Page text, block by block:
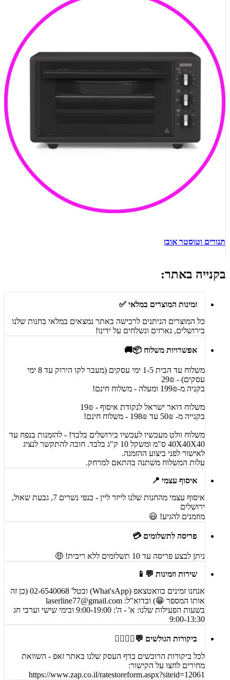
תנורים וטוסטר אובן
בקנייה באתר:
זמינות המוצרים במלאי ✅
כל המוצרים הניתנים לרכישה באתר נמצאים במלאי בחנות שלנו
בירושלים, נארזים ונשלחים על ידינו!
אפשרויות משלוח 📦🚚
משלוח עד הבית 1-5 ימי עסקים (מעבר לקו הירוק עד 8 ימי
עסקים) - 29₪
בקניה מ-199₪ ומעלה - משלוח חינם!
משלוח דואר ישראל לנקודת איסוף - 19₪
בקנייה מ- 50₪ עד 198₪ - משלוח חינם!
משלוח וולט מעכשיו לעכשיו בירושלים בלבד! - להזמנות בנפח עד
40X40X40 ס"מ ומשקל 10 ק"ג בלבד. חובה להתקשר לנציג
לאישור לפני ביצוע ההזמנה.
עלות המשלוח משתנה בהתאם למרחק.
איסוף עצמי 📍
איסוף עצמי מהחנות שלנו לייזר ליין - כנפי נשרים 7, גבעת שאול,
ירושלים
מוזמנים להגיע! 😃
פריסה לתשלומים 💳
ניתן לבצע פריסה עד 10 תשלומים ללא ריבית! 🤑
שירות וזמינות 💬📱
אנחנו זמינים בוואטצאפ (What'sApp) ובטל' 02-6540068 (כן זה
אותו המספר 😁) ובדוא"ל: laserline77@gmail.com
בשעות הפעילות שלנו: א' - ה': 9:00-19:00 ובימי שישי וערבי חג
9:00-13:30
ביקורות הגולשים 💬🙋‍♀️🙋‍♂️
לכל ביקורות הרוכשים בדף העסק שלנו באתר זאפ - השוואת
מחירים לחצו על הקישור:
https://www.zap.co.il/ratestoreform.aspx?siteid=12061